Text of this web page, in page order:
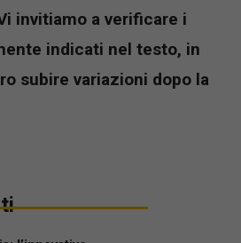
invitiamo a verificare i
indicati nel testo, in
subire variazioni dopo la